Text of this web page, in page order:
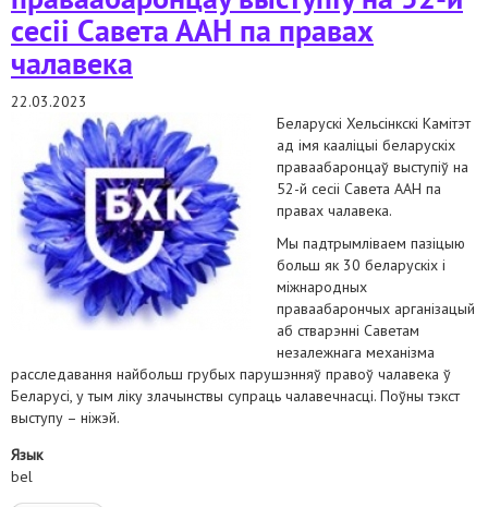
сесіі Савета ААН па правах
чалавека
22.03.2023
Беларускі Хельсінкскі Камітэт
ад імя кааліцыі беларускіх
праваабаронцаў выступіў на
52-й сесіі Савета ААН па
правах чалавека.
Мы падтрымліваем пазіцыю
больш як 30 беларускіх і
міжнародных
праваабарончых арганізацый
аб стварэнні Саветам
незалежнага механізма
расследавання найбольш грубых парушэнняў правоў чалавека ў
Беларусі, у тым ліку злачынствы супраць чалавечнасці. Поўны тэкст
выступу – ніжэй.
Язык
bel